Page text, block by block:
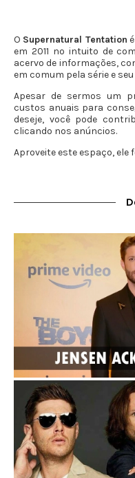
O Supernatural Tentation
em 2011 no intuito de
acervo de informações,
em comum pela série e
Apesar de sermos um
custos anuais para
deseje, você pode
clicando nos anúncios.
Aproveite este espaço, ele